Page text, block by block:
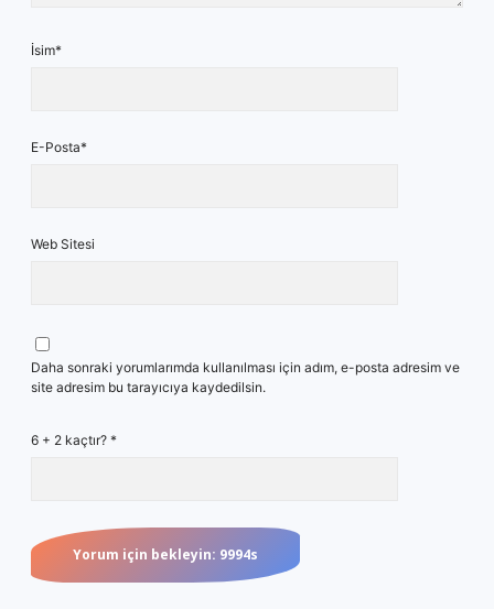
İsim*
E-Posta*
Web Sitesi
Daha sonraki yorumlarımda kullanılması için adım, e-posta adresim ve
site adresim bu tarayıcıya kaydedilsin.
6 + 2 kaçtır? *